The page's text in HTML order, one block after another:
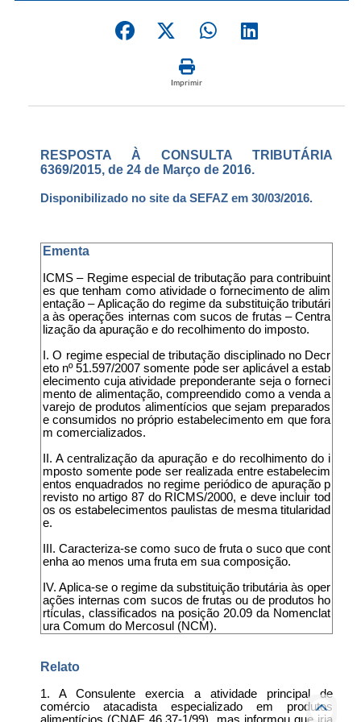
Imprimir
RESPOSTA À CONSULTA TRIBUTÁRIA
6369/2015, de 24 de Março de 2016.
Disponibilizado no site da SEFAZ em 30/03/2016.
Ementa
ICMS – Regime especial de tributação para contribuint
es que tenham como atividade o fornecimento de alim
entação – Aplicação do regime da substituição tributári
a às operações internas com sucos de frutas – Centra
lização da apuração e do recolhimento do imposto.
I. O regime especial de tributação disciplinado no Decr
eto nº 51.597/2007 somente pode ser aplicável a estab
elecimento cuja atividade preponderante seja o forneci
mento de alimentação, compreendido como a venda a
varejo de produtos alimentícios que sejam preparados
e consumidos no próprio estabelecimento em que fora
m comercializados.
II. A centralização da apuração e do recolhimento do i
mposto somente pode ser realizada entre estabelecim
entos enquadrados no regime periódico de apuração p
revisto no artigo 87 do RICMS/2000, e deve incluir tod
os os estabelecimentos paulistas de mesma titularidad
e.
III. Caracteriza-se como suco de fruta o suco que cont
enha ao menos uma fruta em sua composição.
IV. Aplica-se o regime da substituição tributária às oper
ações internas com sucos de frutas ou de produtos ho
rtículas, classificados na posição 20.09 da Nomenclat
ura Comum do Mercosul (NCM).
Relato
1. A Consulente exercia a atividade principal de
comércio atacadista especializado em produtos